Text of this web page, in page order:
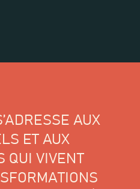
AUX
ET AUX
QUI VIVENT